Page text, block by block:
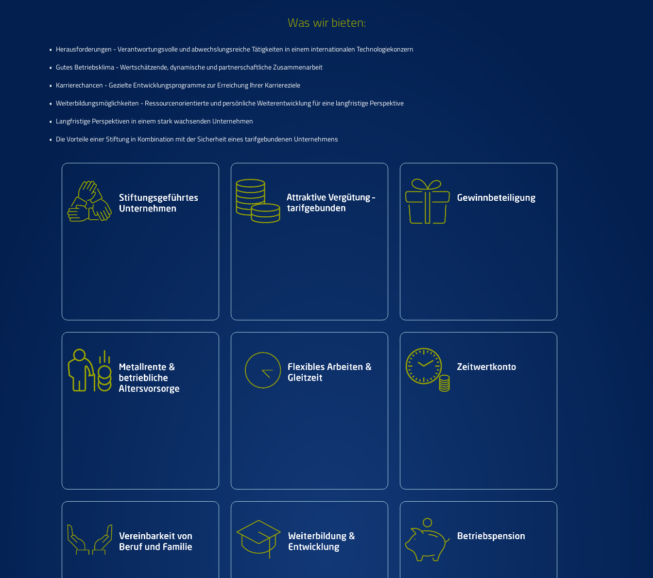
Was wir bieten:
Herausforderungen - Verantwortungsvolle und abwechslungsreiche Tätigkeiten in einem internationalen Technologiekonzern
Gutes Betriebsklima - Wertschätzende, dynamische und partnerschaftliche Zusammenarbeit
Karrierechancen - Gezielte Entwicklungsprogramme zur Erreichung Ihrer Karriereziele
Weiterbildungsmöglichkeiten - Ressourcenorientierte und persönliche Weiterentwicklung für eine langfristige Perspektive
Langfristige Perspektiven in einem stark wachsenden Unternehmen
Die Vorteile einer Stiftung in Kombination mit der Sicherheit eines tarifgebundenen Unternehmens